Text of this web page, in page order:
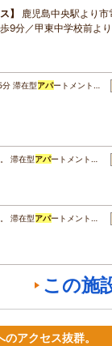
鹿児島中央駅より
9分／甲東中学校前よ
滞在型アパートメント…
滞在型アパートメント…
滞在型アパートメント…
この施
アクセス抜群。